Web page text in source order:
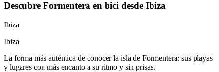
Descubre Formentera en bici desde Ibiza
Ibiza
Ibiza
La forma más auténtica de conocer la isla de Formentera: sus playas
y lugares con más encanto a su ritmo y sin prisas.